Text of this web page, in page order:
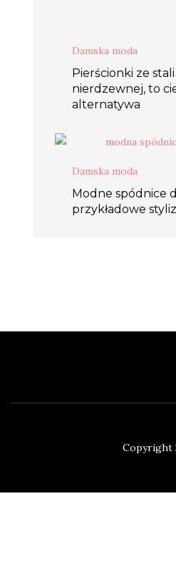
Damska moda
Pierścionki ze stali
nierdzewnej, to
alternatywa
Damska moda
Modne spódnice
przykładowe
Copyright